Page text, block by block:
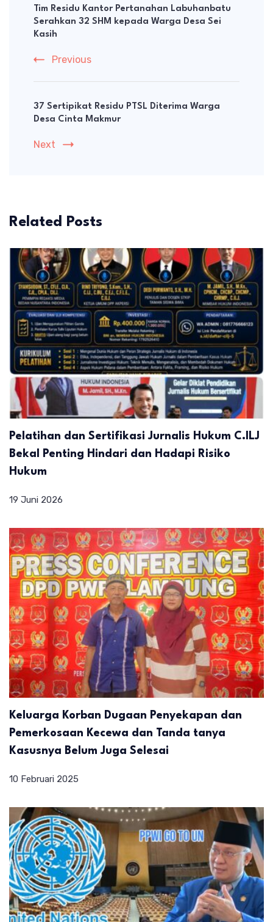
Navigation
Tim Residu Kantor Pertanahan Labuhanbatu
Serahkan 32 SHM kepada Warga Desa Sei
Kasih
Previous
37 Sertipikat Residu PTSL Diterima Warga
Desa Cinta Makmur
Next
Related Posts
Pelatihan dan Sertifikasi Jurnalis Hukum C.ILJ
Bekal Penting Hindari dan Hadapi Risiko
Hukum
19 Juni 2026
Keluarga Korban Dugaan Penyekapan dan
Pemerkosaan Kecewa dan Tanda tanya
Kasusnya Belum Juga Selesai
10 Februari 2025